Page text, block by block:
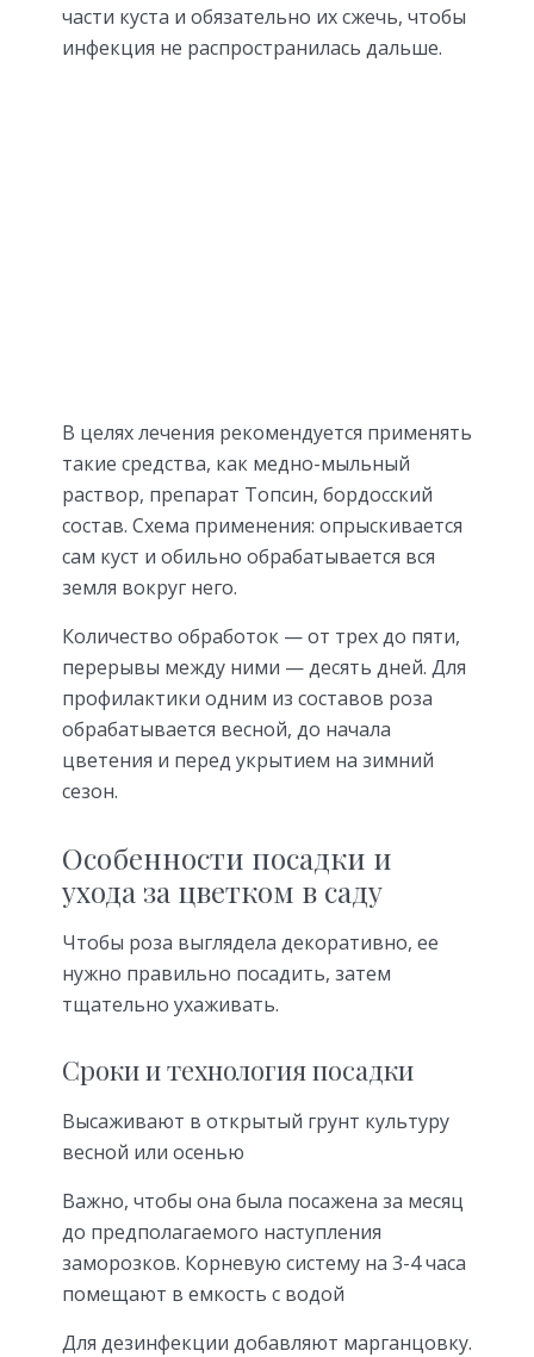
части куста и обязательно их сжечь, чтобы
инфекция не распространилась дальше.
В целях лечения рекомендуется применять
такие средства, как медно-мыльный
раствор, препарат Топсин, бордосский
состав. Схема применения: опрыскивается
сам куст и обильно обрабатывается вся
земля вокруг него.
Количество обработок — от трех до пяти,
перерывы между ними — десять дней. Для
профилактики одним из составов роза
обрабатывается весной, до начала
цветения и перед укрытием на зимний
сезон.
Особенности посадки и
ухода за цветком в саду
Чтобы роза выглядела декоративно, ее
нужно правильно посадить, затем
тщательно ухаживать.
Сроки и технология посадки
Высаживают в открытый грунт культуру
весной или осенью
Важно, чтобы она была посажена за месяц
до предполагаемого наступления
заморозков. Корневую систему на 3-4 часа
помещают в емкость с водой
Для дезинфекции добавляют марганцовку.